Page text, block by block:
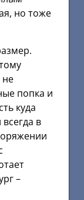
но тоже
не
попка и
куда
в
–